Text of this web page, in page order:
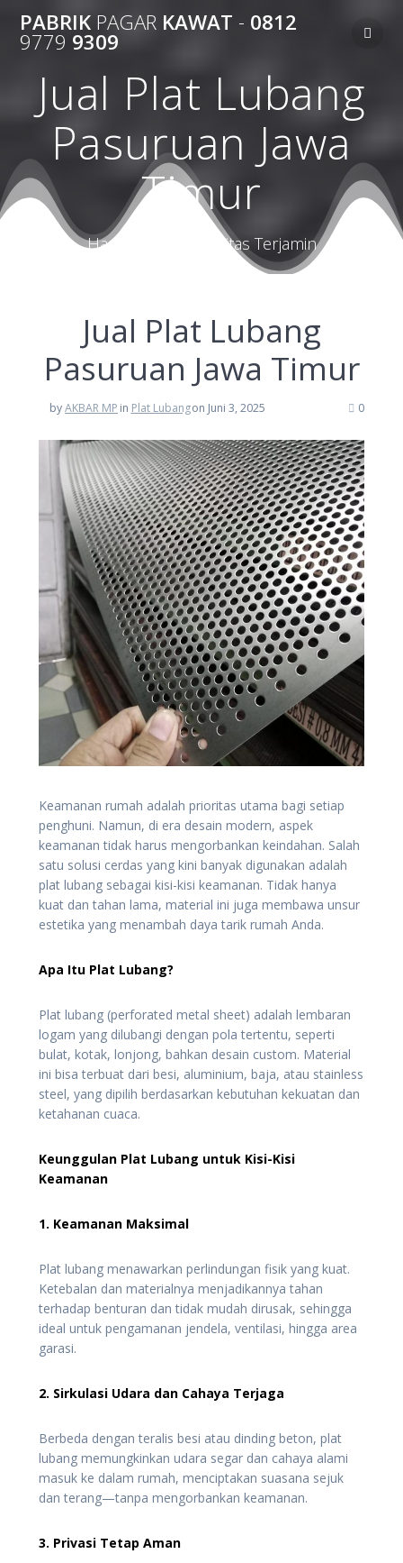
to
PABRIK PAGAR KAWAT - 0812
9779 9309
Jual Plat Lubang
Pasuruan Jawa
Timur
Harga Terbaik Kualitas Terjamin
Jual Plat Lubang
Pasuruan Jawa Timur
byAKBAR MP in Plat Lubangon Juni 3, 2025 0
Keamanan rumah adalah prioritas utama bagi setiap
penghuni. Namun, di era desain modern, aspek
keamanan tidak harus mengorbankan keindahan. Salah
satu solusi cerdas yang kini banyak digunakan adalah
plat lubang sebagai kisi-kisi keamanan. Tidak hanya
kuat dan tahan lama, material ini juga membawa unsur
estetika yang menambah daya tarik rumah Anda.
Apa Itu Plat Lubang?
Plat lubang (perforated metal sheet) adalah lembaran
logam yang dilubangi dengan pola tertentu, seperti
bulat, kotak, lonjong, bahkan desain custom. Material
ini bisa terbuat dari besi, aluminium, baja, atau stainless
steel, yang dipilih berdasarkan kebutuhan kekuatan dan
ketahanan cuaca.
Keunggulan Plat Lubang untuk Kisi-Kisi
Keamanan
1. Keamanan Maksimal
Plat lubang menawarkan perlindungan fisik yang kuat.
Ketebalan dan materialnya menjadikannya tahan
terhadap benturan dan tidak mudah dirusak, sehingga
ideal untuk pengamanan jendela, ventilasi, hingga area
garasi.
2. Sirkulasi Udara dan Cahaya Terjaga
Berbeda dengan teralis besi atau dinding beton, plat
lubang memungkinkan udara segar dan cahaya alami
masuk ke dalam rumah, menciptakan suasana sejuk
dan terang—tanpa mengorbankan keamanan.
3. Privasi Tetap Aman